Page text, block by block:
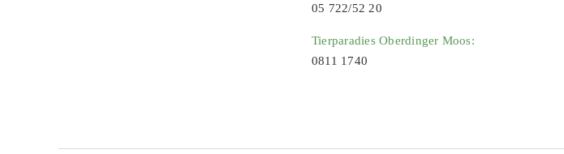
05 722/52 20
Tierparadies Oberdinger Moos:
0811 1740